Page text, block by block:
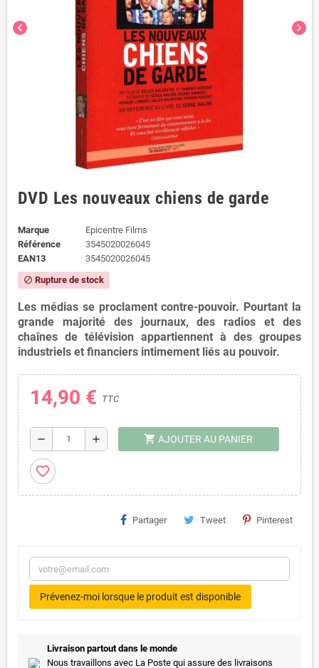
chevron_left chevron_right
DVD Les nouveaux chiens de garde
Marque
Epicentre Films
Référence
3545020026045
EAN13
3545020026045
block Rupture de stock
Les médias se proclament contre-pouvoir. Pourtant la
grande majorité des journaux, des radios et des
chaînes de télévision appartiennent à des groupes
industriels et financiers intimement liés au pouvoir.
14,90 € TTC
remove add shopping_cart AJOUTER AU PANIER
favorite_border
Partager Tweet Pinterest
Prévenez-moi lorsque le produit est disponible
Livraison partout dans le monde
Nous travaillons avec La Poste qui assure des livraisons